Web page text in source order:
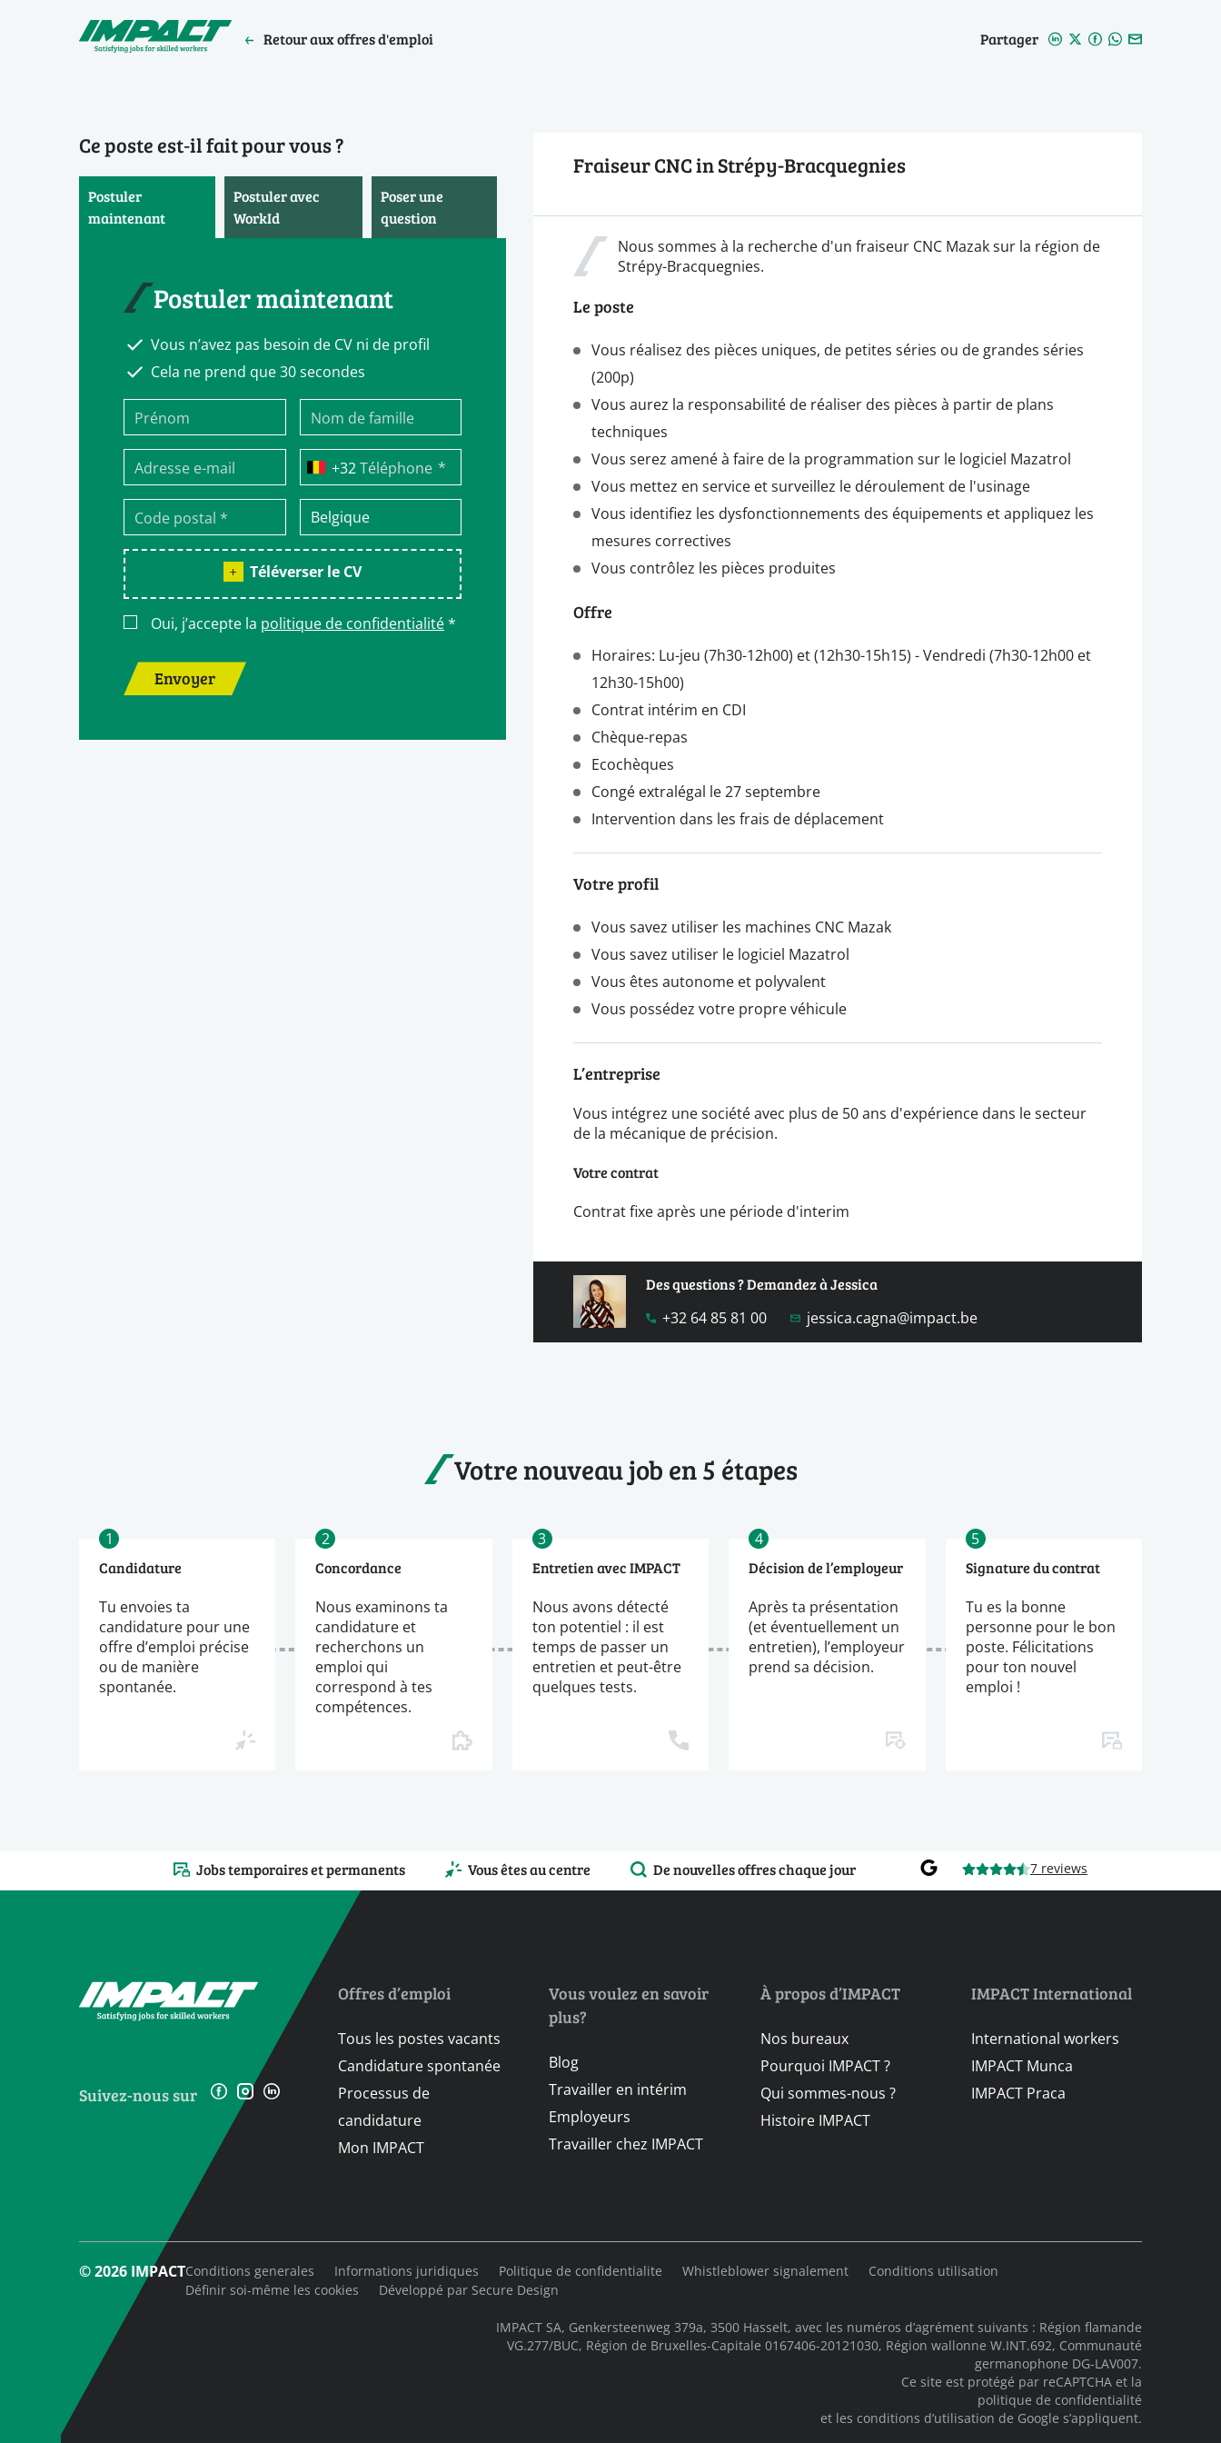
Retour aux offres d'emploi Partager
Ce poste est‑il fait pour vous ?
Postuler
maintenant
Postuler avec
WorkId
Poser une
question
Postuler maintenant
Vous n’avez pas besoin de CV ni de profil
Cela ne prend que 30 secondes
Téléphone *
Téléverser le CV
Oui, j’accepte la politique de confidentialité*
Envoyer
Fraiseur CNC in Strépy-Bracquegnies
Nous sommes à la recherche d'un fraiseur CNC Mazak sur la région de
Strépy-Bracquegnies.
Le poste
Vous réalisez des pièces uniques, de petites séries ou de grandes séries
(200p)
Vous aurez la responsabilité de réaliser des pièces à partir de plans
techniques
Vous serez amené à faire de la programmation sur le logiciel Mazatrol
Vous mettez en service et surveillez le déroulement de l'usinage
Vous identifiez les dysfonctionnements des équipements et appliquez les
mesures correctives
Vous contrôlez les pièces produites
Offre
Horaires: Lu-jeu (7h30-12h00) et (12h30-15h15) - Vendredi (7h30-12h00 et
12h30-15h00)
Contrat intérim en CDI
Chèque-repas
Ecochèques
Congé extralégal le 27 septembre
Intervention dans les frais de déplacement
Votre profil
Vous savez utiliser les machines CNC Mazak
Vous savez utiliser le logiciel Mazatrol
Vous êtes autonome et polyvalent
Vous possédez votre propre véhicule
L’entreprise
Vous intégrez une société avec plus de 50 ans d'expérience dans le secteur
de la mécanique de précision.
Votre contrat
Contrat fixe après une période d'interim
Des questions ? Demandez à Jessica
+32 64 85 81 00
jessica.cagna@impact.be
Votre nouveau job en 5 étapes
1
Candidature
Tu envoies ta
candidature pour une
offre d’emploi précise
ou de manière
spontanée.
2
Concordance
Nous examinons ta
candidature et
recherchons un
emploi qui
correspond à tes
compétences.
3
Entretien avec IMPACT
Nous avons détecté
ton potentiel : il est
temps de passer un
entretien et peut-être
quelques tests.
4
Décision de l’employeur
Après ta présentation
(et éventuellement un
entretien), l’employeur
prend sa décision.
5
Signature du contrat
Tu es la bonne
personne pour le bon
poste. Félicitations
pour ton nouvel
emploi !
Jobs temporaires et permanents Vous êtes au centre De nouvelles offres chaque jour 7 reviews
Suivez-nous sur
Offres d’emploi
Tous les postes vacants
Candidature spontanée
Processus de
candidature
Mon IMPACT
Vous voulez en savoir
plus?
Blog
Travailler en intérim
Employeurs
Travailler chez IMPACT
À propos d’IMPACT
Nos bureaux
Pourquoi IMPACT ?
Qui sommes-nous ?
Histoire IMPACT
IMPACT International
International workers
IMPACT Munca
IMPACT Praca
© 2026 IMPACTConditions generales Informations juridiques Politique de confidentialite Whistleblower signalement
Conditions utilisation
Définir soi-même les cookies
Développé par Secure Design
IMPACT SA, Genkersteenweg 379a, 3500 Hasselt, avec les numéros d’agrément suivants : Région flamande
VG.277/BUC, Région de Bruxelles-Capitale 0167406-20121030, Région wallonne W.INT.692, Communauté
germanophone DG-LAV007.
Ce site est protégé par reCAPTCHA et la
politique de confidentialité
et les conditions d’utilisation de Google s’appliquent.